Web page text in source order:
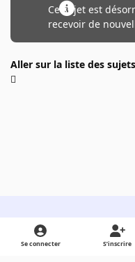
Ce sujet est
recevoir de
Aller sur la liste des sujets
Light ModeDark ModeSystem Preference
Se connecter S’inscrire